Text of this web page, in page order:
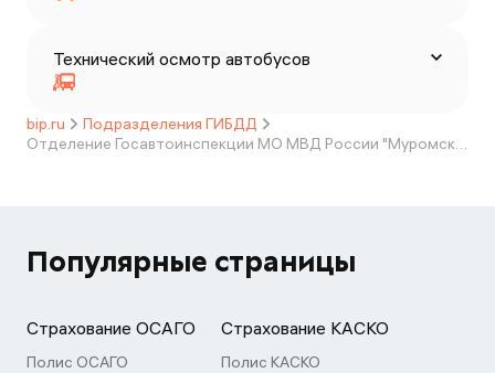
Технический осмотр автобусов
bip.ru
Подразделения ГИБДД
Отделение Госавтоинспекции МО МВД России "Муромский"
Популярные страницы
Страхование ОСАГО
Полис ОСАГО
Страхование КАСКО
Полис КАСКО